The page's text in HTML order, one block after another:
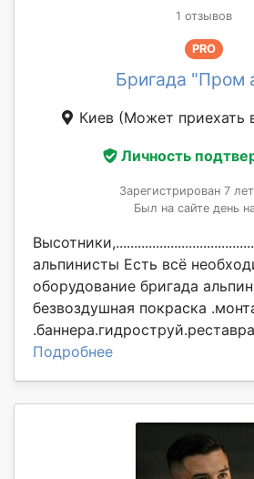
1 отзывов
PRO
Бригада "Пром
Киев (Может приехать
Личность
Зарегистрирован 7
Был на сайте день
альпинисты Есть всё
оборудование бригада
безвоздушная покраска
Подробнее